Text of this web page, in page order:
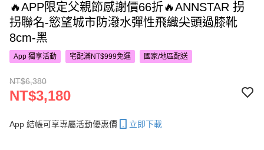
🔥APP限定父親節感謝價66折🔥ANNSTAR 拐
拐聯名-慾望城市防潑水彈性飛織尖頭過膝靴
8cm-黑
App 獨享活動 宅配滿NT$999免運 國家/地區配送
NT$6,380
NT$3,180
App 結帳可享專屬活動優惠價 立即下載